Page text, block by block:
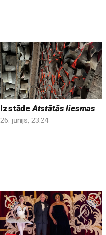
IzstādeAtstātās liesmas
26. jūnijs, 23:24